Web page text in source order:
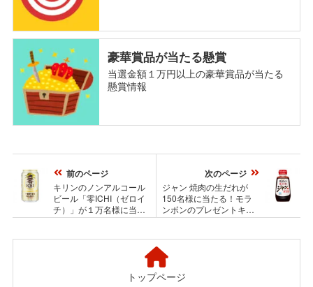
豪華賞品が当たる懸賞
当選金額１万円以上の豪華賞品が当たる
懸賞情報
前のページ
キリンのノンアルコール
ビール「零ICHI（ゼロイ
チ）」が１万名様に当た
る！大量当選プレゼント
次のページ
ジャン 焼肉の生だれが
150名様に当たる！モラ
ンボンのプレゼントキャ
ンペーン
トップページ